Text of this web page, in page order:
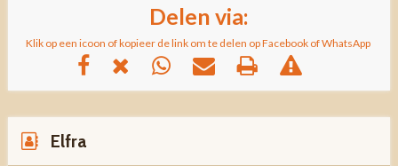
Delen via:
Klik op een icoon of kopieer de link om te delen op Facebook of WhatsApp
Elfra